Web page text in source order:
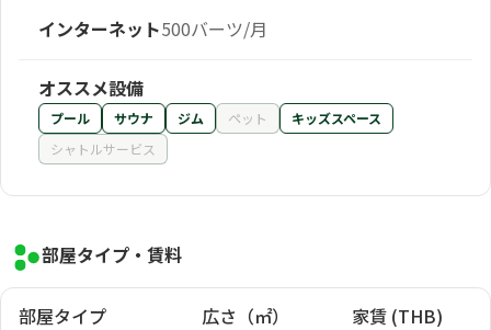
インターネット500バーツ/月
オススメ設備
プール サウナ ジム ペット
キッズスペース
シャトルサービス
部屋タイプ・賃料
部屋タイプ 広さ（㎡） 家賃 (THB)